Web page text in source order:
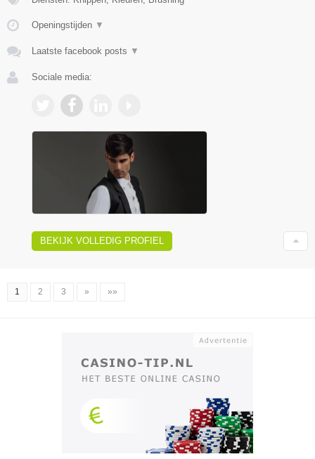
Openingstijden ▼
Laatste facebook posts ▼
Sociale media:
BEKIJK VOLLEDIG PROFIEL
1 2 3 » »»